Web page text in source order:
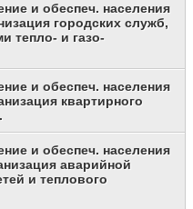
и обеспеч. населения
городских служб,
тепло- и газо-
и обеспеч. населения
квартирного
и обеспеч. населения
аварийной
и теплового